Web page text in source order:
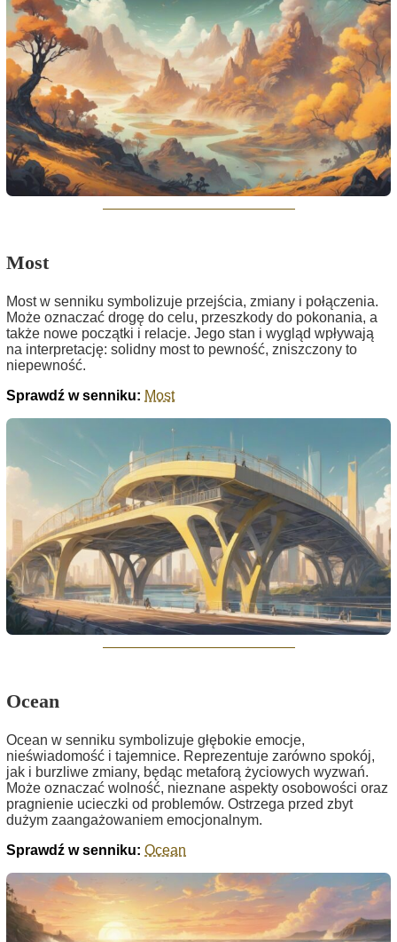
Most
Most w senniku symbolizuje przejścia, zmiany i połączenia.
Może oznaczać drogę do celu, przeszkody do pokonania, a
także nowe początki i relacje. Jego stan i wygląd wpływają
na interpretację: solidny most to pewność, zniszczony to
niepewność.
Sprawdź w senniku: Most
Ocean
Ocean w senniku symbolizuje głębokie emocje,
nieświadomość i tajemnice. Reprezentuje zarówno spokój,
jak i burzliwe zmiany, będąc metaforą życiowych wyzwań.
Może oznaczać wolność, nieznane aspekty osobowości oraz
pragnienie ucieczki od problemów. Ostrzega przed zbyt
dużym zaangażowaniem emocjonalnym.
Sprawdź w senniku: Ocean